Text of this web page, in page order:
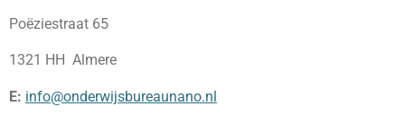
Poëziestraat 65
1321 HH Almere
E: info@onderwijsbureaunano.nl